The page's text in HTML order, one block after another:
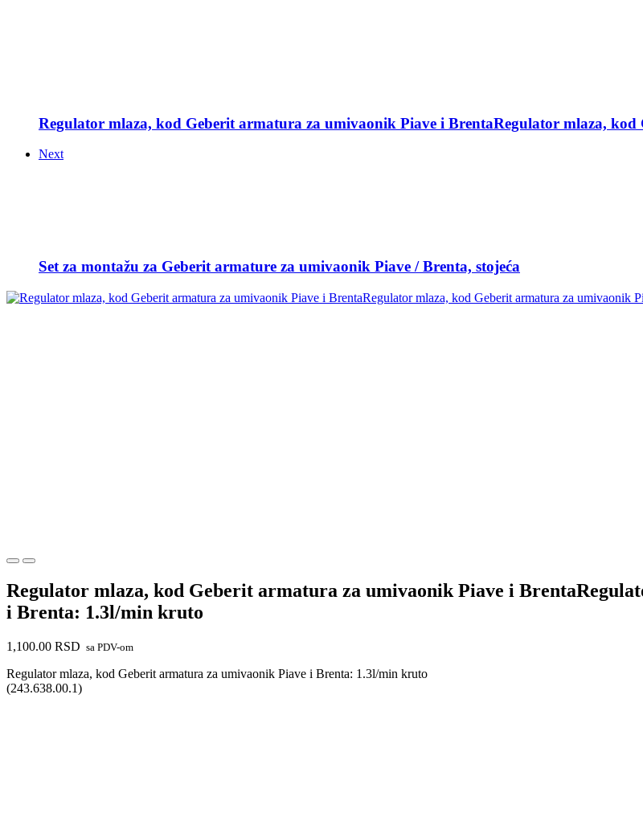
Regulator mlaza, kod Geberit armatura za umivaonik Piave i BrentaRegulator mlaza,
Next
Set za montažu za Geberit armature za umivaonik Piave / Brenta, stojeća
Regulator mlaza, kod Geberit armatura za umivaonik Piave i
i Brenta: 1.3l/min kruto
1,100.00 RSD sa PDV-om
Regulator mlaza, kod Geberit armatura za umivaonik Piave i Brenta: 1.3l/min kruto
(243.638.00.1)